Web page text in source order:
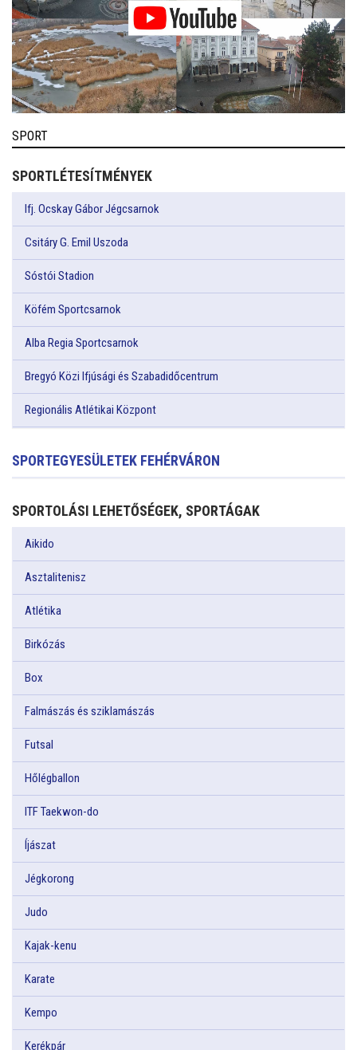
SPORT
SPORTLÉTESÍTMÉNYEK
Ifj. Ocskay Gábor Jégcsarnok
Csitáry G. Emil Uszoda
Sóstói Stadion
Köfém Sportcsarnok
Alba Regia Sportcsarnok
Bregyó Közi Ifjúsági és Szabadidőcentrum
Regionális Atlétikai Központ
SPORTEGYESÜLETEK FEHÉRVÁRON
SPORTOLÁSI LEHETŐSÉGEK, SPORTÁGAK
Aikido
Asztalitenisz
Atlétika
Birkózás
Box
Falmászás és sziklamászás
Futsal
Hőlégballon
ITF Taekwon-do
Íjászat
Jégkorong
Judo
Kajak-kenu
Karate
Kempo
Kerékpár